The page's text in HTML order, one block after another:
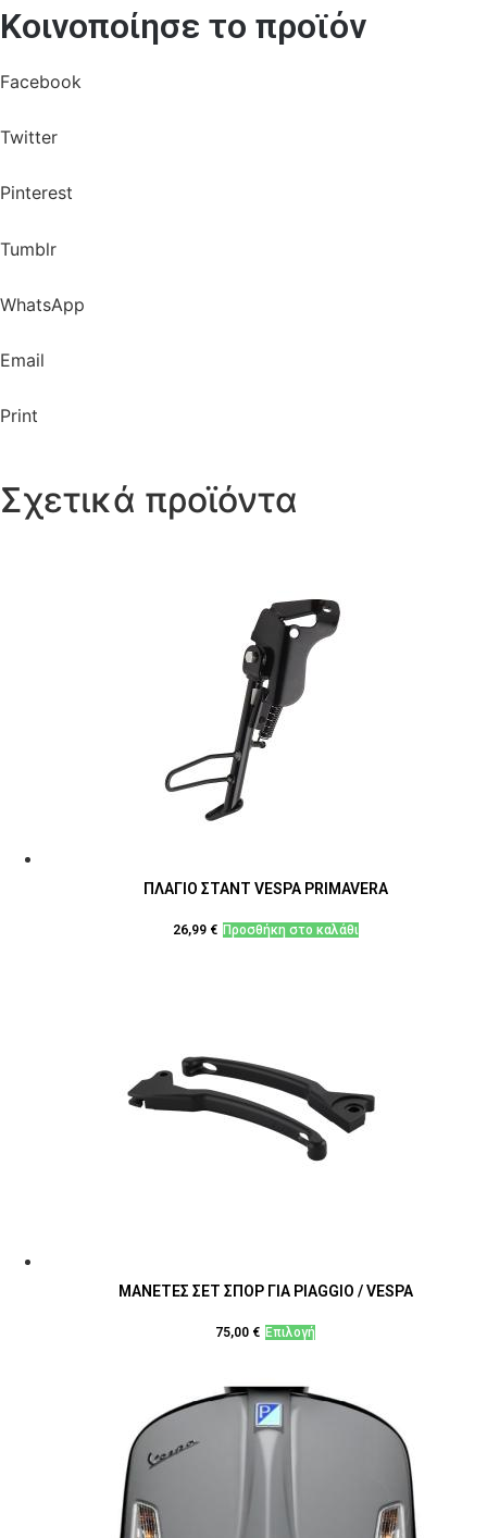
Κοινοποίησε το προϊόν
Facebook
Twitter
Pinterest
Tumblr
WhatsApp
Email
Print
Σχετικά προϊόντα
ΠΛΑΓΙΟ ΣΤΑΝΤ VESPA PRIMAVERA
26,99 € Προσθήκη στο καλάθι
ΜΑΝΕΤΕΣ ΣΕΤ ΣΠΟΡ ΓΙΑ PIAGGIO / VESPA
75,00 € ΕπιλογήΑυτό
έχει
πολλαπλές
παραλλαγές.
επιλογές